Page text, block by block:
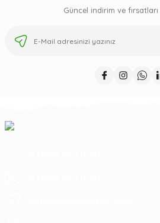
Güncel indirim ve fırsatları